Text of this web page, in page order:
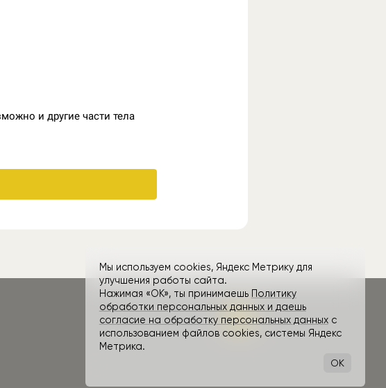
Мы используем cookies, Яндекс Метрику для
улучшения работы сайта.
Нажимая «ОК», ты принимаешь Политику
обработки персональных данных и даешь
согласие на обработку персональных данныхс
использованием файлов cookies, системы Яндекс
Метрика.
OK